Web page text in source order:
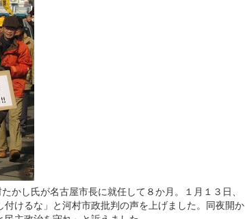
かし氏が名古屋市長に就任して８か月。１月１３日、
けるな」と河村市政批判の声を上げました。同夜開か